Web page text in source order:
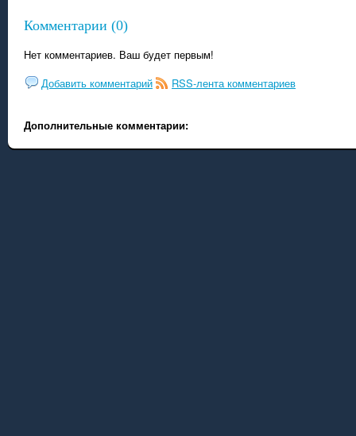
Комментарии (0)
Нет комментариев. Ваш будет первым!
Добавить комментарий
RSS-лента комментариев
Дополнительные комментарии: